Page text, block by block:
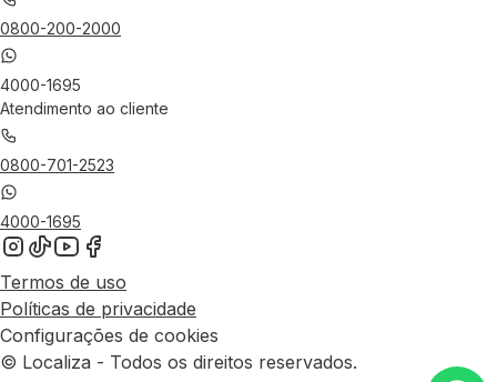
0800-200-2000
4000-1695
Atendimento ao cliente
0800-701-2523
4000-1695
Termos de uso
Políticas de privacidade
Configurações de cookies
© Localiza - Todos os direitos reservados.